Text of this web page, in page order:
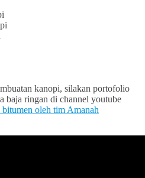
kanopi, silakan portofolio
baja ringan di channel youtube
bitumen oleh tim Amanah